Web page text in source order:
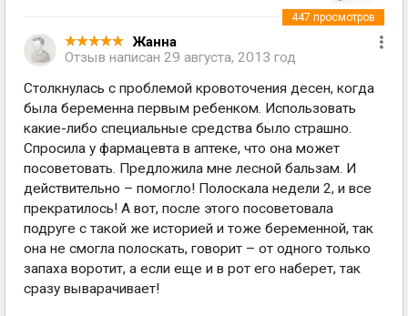
Жанна
Отзыв написан 29 августа, 2013 год
447 просмотров
Столкнулась с проблемой кровоточения десен, когда
была беременна первым ребенком. Использовать
какие-либо специальные средства было страшно.
Спросила у фармацевта в аптеке, что она может
посоветовать. Предложила мне лесной бальзам. И
действительно – помогло! Полоскала недели 2, и все
прекратилось! А вот, после этого посоветовала
подруге с такой же историей и тоже беременной, так
она не смогла полоскать, говорит – от одного только
запаха воротит, а если еще и в рот его наберет, так
сразу выварачивает!